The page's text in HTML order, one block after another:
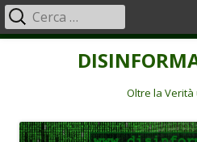
Oltre la Verità
Menu
principale
Ricerca
per: